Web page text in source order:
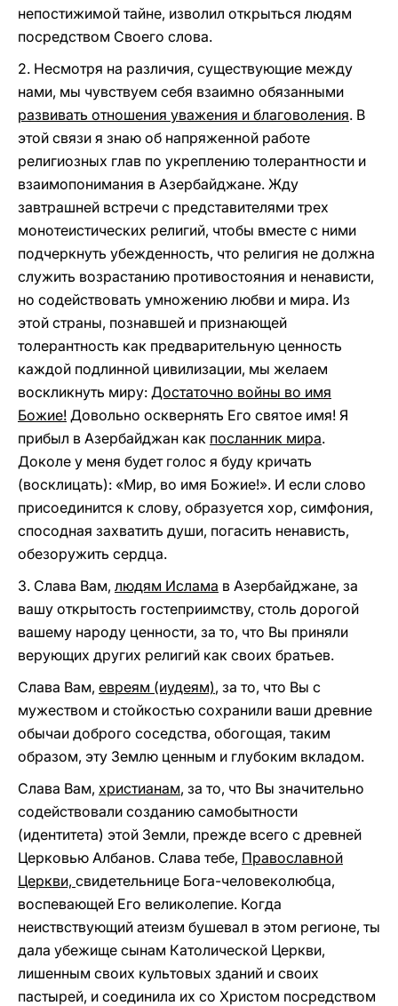
непостижимой тайне, изволил открыться людям
посредством Своего слова.
2. Несмотря на различия, существующие между
нами, мы чувствуем себя взаимно обязанными
развивать отношения уважения и благоволения. В
этой связи я знаю об напряженной работе
религиозных глав по укреплению толерантности и
взаимопонимания в Азербайджане. Жду
завтрашней встречи с представителями трех
монотеистических религий, чтобы вместе с ними
подчеркнуть убежденность, что религия не должна
служить возрастанию противостояния и ненависти,
но содействовать умножению любви и мира. Из
этой страны, познавшей и признающей
толерантность как предварительную ценность
каждой подлинной цивилизации, мы желаем
воскликнуть миру: Достаточно войны во имя
Божие! Довольно осквернять Его святое имя! Я
прибыл в Азербайджан как посланник мира.
Доколе у меня будет голос я буду кричать
(восклицать): «Мир, во имя Божие!». И если слово
присоединится к слову, образуется хор, симфония,
спосодная захватить души, погасить ненависть,
обезоружить сердца.
3. Слава Вам, людям Ислама в Азербайджане, за
вашу открытость гостеприимству, столь дорогой
вашему народу ценности, за то, что Вы приняли
верующих других религий как своих братьев.
Слава Вам, евреям (иудеям), за то, что Вы с
мужеством и стойкостью сохранили ваши древние
обычаи доброго соседства, обогощая, таким
образом, эту Землю ценным и глубоким вкладом.
Слава Вам, христианам, за то, что Вы значительно
содействовали созданию самобытности
(идентитета) этой Земли, прежде всего с древней
Церковью Албанов. Слава тебе, Православной
Церкви, свидетельнице Бога-человеколюбца,
воспевающей Его великолепие. Когда
неиствствующий атеизм бушевал в этом регионе, ты
дала убежище сынам Католической Церкви,
лишенным своих культовых зданий и своих
пастырей, и соединила их со Христом посредством